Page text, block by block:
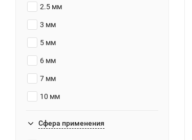
2.5 мм
3 мм
5 мм
6 мм
7 мм
10 мм
Сфера применения